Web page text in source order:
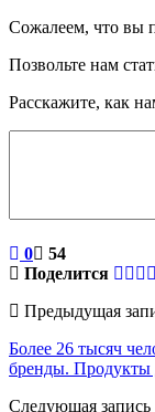
Сожалеем, что вы
Позвольте нам
Расскажите, как
0
54
Поделится
Предыдущая
Более 26 тысяч
бренды. Продукты
Следующая запись